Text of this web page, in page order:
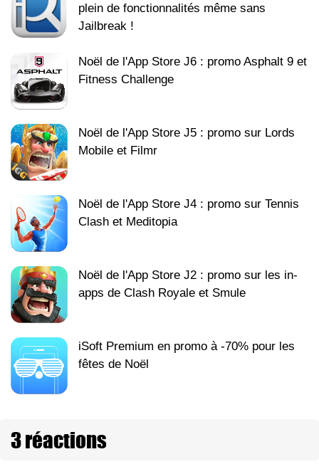
plein de fonctionnalités même sans
Jailbreak !
Noël de l'App Store J6 : promo Asphalt 9 et
Fitness Challenge
Noël de l'App Store J5 : promo sur Lords
Mobile et Filmr
Noël de l'App Store J4 : promo sur Tennis
Clash et Meditopia
Noël de l'App Store J2 : promo sur les in-
apps de Clash Royale et Smule
iSoft Premium en promo à -70% pour les
fêtes de Noël
3 réactions